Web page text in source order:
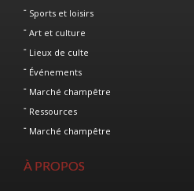
Sports et loisirs
Art et culture
Lieux de culte
Événements
Marché champêtre
Ressources
Marché champêtre
À PROPOS